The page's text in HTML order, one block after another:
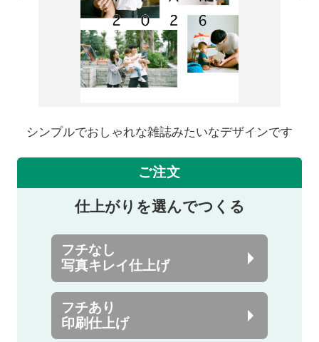
シンプルでおしゃれな雑誌みたいなデザインです
ご注文
仕上がりを選んでつくる
フチなし
写真キレイ仕上げ
フチあり
印刷仕上げ